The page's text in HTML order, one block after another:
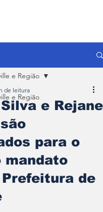
e Região
e Região
e Rejane
para o
mandato
de
de leitura